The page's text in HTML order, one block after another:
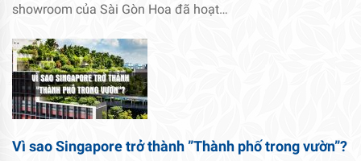
showroom của Sài Gòn Hoa đã hoạt…
Vì sao Singapore trở thành ”Thành phố trong vườn”?